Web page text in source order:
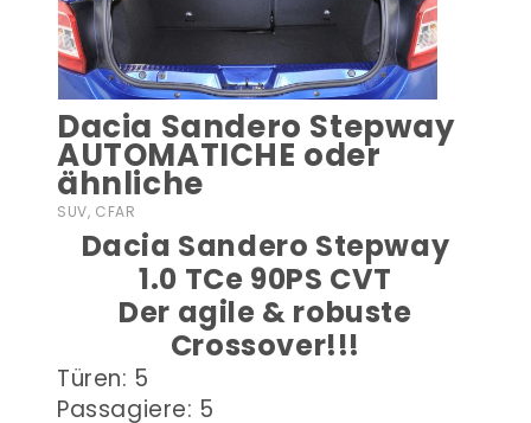
Dacia Sandero Stepway
AUTOMATICHE oder
ähnliche
SUV, CFAR
Dacia Sandero Stepway
1.0 TCe 90PS CVT
Der agile & robuste
Crossover!!!
Türen: 5
Passagiere: 5